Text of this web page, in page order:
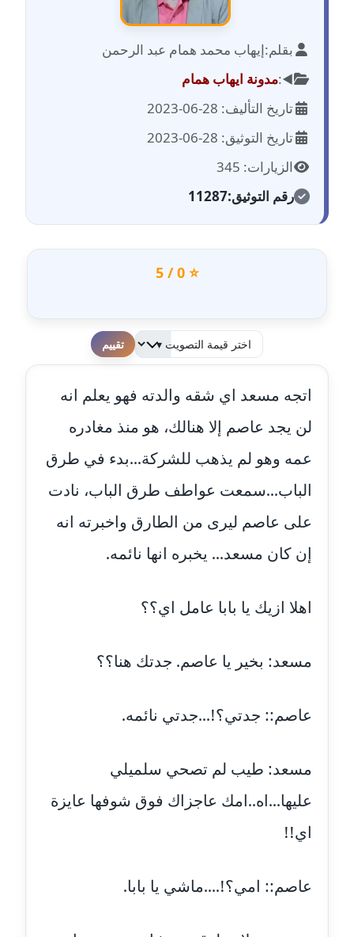
مدونة احمد الحسيني
عاملة
مدونة احمد زكريا
عاملة
مدونة أحمد زيدان
عاملة
مدونة أحمد سيد
عاملة
مدونة أحمد عبد الفتاح
عاملة
مدونة احمد كريدي
عاملة
مدونة أحمد مليجي
عاملة
مدونة اريج الشرفا
عاملة
عاملة
عاملة
عاملة
مدونة أسماء نور الدين
عاملة
عاملة
مدونة اسماعيل محسن
بقلم:إيهاب محمد همام عبد الرحمن
◀️:مدونة ايهاب همام
تاريخ التأليف: 28-06-2023
تاريخ التوثيق: 28-06-2023
الزيارات: 345
رقم التوثيق:11287
⭐ 0 / 5
لطفا قم بالتقييم
اتجه مسعد اي شقه والدته فهو يعلم انه
لن يجد عاصم إلا هنالك، هو منذ مغادره
عمه وهو لم يذهب للشركة...بدء في طرق
الباب...سمعت عواطف طرق الباب، نادت
على عاصم ليرى من الطارق واخبرته انه
إن كان مسعد... يخبره انها نائمه.
اهلا ازيك يا بابا عامل اي؟؟
مسعد: بخير يا عاصم. جدتك هنا؟؟
عاصم:: جدتي؟!...جدتي نائمه.
مسعد: طيب لم تصحي سلميلي
عليها...اه..امك عاجزاك فوق شوفها عايزة
اي!!
عاصم:: امي؟!....ماشي يا بابا.